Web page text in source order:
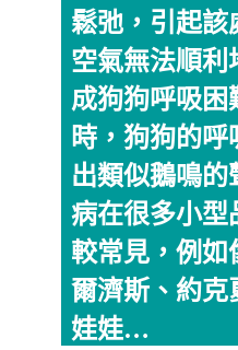
鬆弛，引起該
空氣無法順利
成狗狗呼吸困
時，狗狗的
出類似鵝鳴
病在很多小型
較常見，例如
爾濟斯、約克
娃娃…